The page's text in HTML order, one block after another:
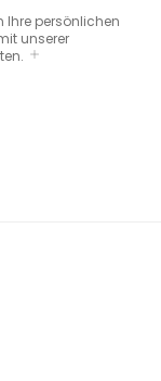
Ihre persönlichen
unserer